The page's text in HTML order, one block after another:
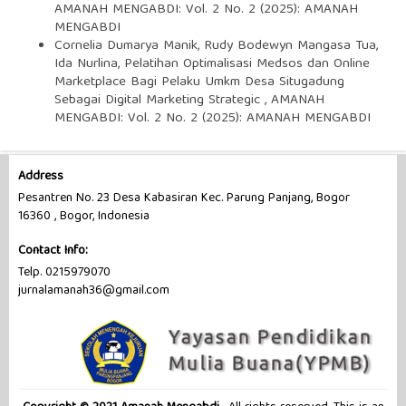
AMANAH MENGABDI: Vol. 2 No. 2 (2025): AMANAH
MENGABDI
Cornelia Dumarya Manik, Rudy Bodewyn Mangasa Tua,
Ida Nurlina, Pelatihan Optimalisasi Medsos dan Online
Marketplace Bagi Pelaku Umkm Desa Situgadung
Sebagai Digital Marketing Strategic,AMANAH
MENGABDI: Vol. 2 No. 2 (2025): AMANAH MENGABDI
Address
Pesantren No. 23 Desa Kabasiran Kec. Parung Panjang, Bogor
16360 , Bogor, Indonesia
Contact Info:
Telp. 0215979070
jurnalamanah36@gmail.com